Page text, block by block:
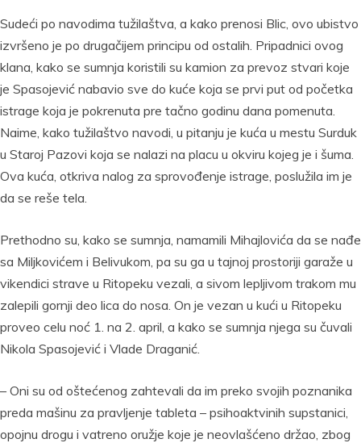
Sudeći po navodima tužilaštva, a kako prenosi Blic, ovo ubistvo
izvršeno je po drugačijem principu od ostalih. Pripadnici ovog
klana, kako se sumnja koristili su kamion za prevoz stvari koje
je Spasojević nabavio sve do kuće koja se prvi put od početka
istrage koja je pokrenuta pre tačno godinu dana pomenuta.
Naime, kako tužilaštvo navodi, u pitanju je kuća u mestu Surduk
u Staroj Pazovi koja se nalazi na placu u okviru kojeg je i šuma.
Ova kuća, otkriva nalog za sprovođenje istrage, poslužila im je
da se reše tela.
Prethodno su, kako se sumnja, namamili Mihajlovića da se nađe
sa Miljkovićem i Belivukom, pa su ga u tajnoj prostoriji garaže u
vikendici strave u Ritopeku vezali, a sivom lepljivom trakom mu
zalepili gornji deo lica do nosa. On je vezan u kući u Ritopeku
proveo celu noć 1. na 2. april, a kako se sumnja njega su čuvali
Nikola Spasojević i Vlade Draganić.
– Oni su od oštećenog zahtevali da im preko svojih poznanika
preda mašinu za pravljenje tableta – psihoaktvinih supstanici,
opojnu drogu i vatreno oružje koje je neovlašćeno držao, zbog